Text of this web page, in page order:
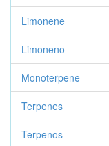
Limonene
Limoneno
Monoterpene
Terpenes
Terpenos